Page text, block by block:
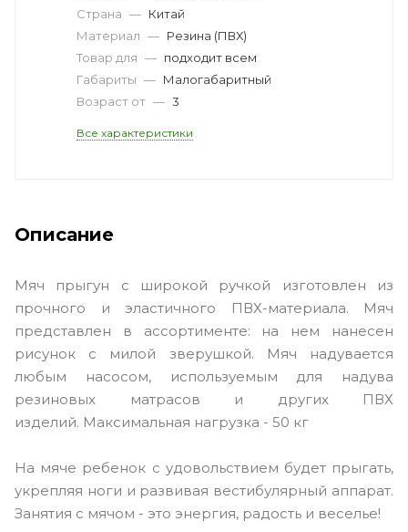
Страна — Китай
Материал — Резина (ПВХ)
Товар для — подходит всем
Габариты — Малогабаритный
Возраст от — 3
Все характеристики
Описание
Мяч прыгун с широкой ручкой изготовлен из
прочного и эластичного ПВХ-материала. Мяч
представлен в ассортименте: на нем нанесен
рисунок с милой зверушкой. Мяч надувается
любым насосом, используемым для надува
резиновых матрасов и других ПВХ
изделий. Максимальная нагрузка - 50 кг
На мяче ребенок с удовольствием будет прыгать,
укрепляя ноги и развивая вестибулярный аппарат.
Занятия с мячом - это энергия, радость и веселье!